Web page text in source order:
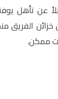
عن تأهل
خزائن
ممكن.